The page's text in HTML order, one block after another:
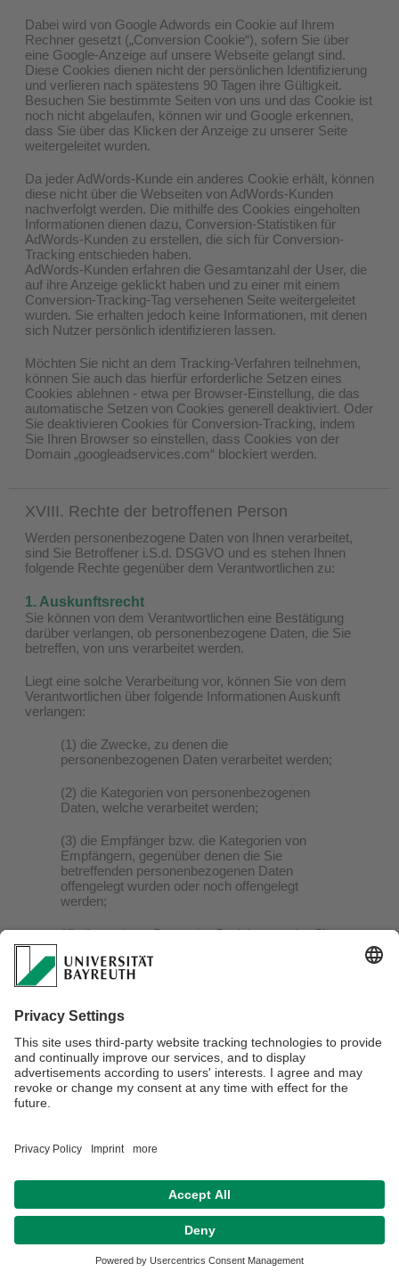
Dabei wird von Google Adwords ein Cookie auf Ihrem
Rechner gesetzt („Conversion Cookie“), sofern Sie über
eine Google-Anzeige auf unsere Webseite gelangt sind.
Diese Cookies dienen nicht der persönlichen Identifizierung
und verlieren nach spätestens 90 Tagen ihre Gültigkeit.
Besuchen Sie bestimmte Seiten von uns und das Cookie ist
noch nicht abgelaufen, können wir und Google erkennen,
dass Sie über das Klicken der Anzeige zu unserer Seite
weitergeleitet wurden.
Da jeder AdWords-Kunde ein anderes Cookie erhält, können
diese nicht über die Webseiten von AdWords-Kunden
nachverfolgt werden. Die mithilfe des Cookies eingeholten
Informationen dienen dazu, Conversion-Statistiken für
AdWords-Kunden zu erstellen, die sich für Conversion-
Tracking entschieden haben.
AdWords-Kunden erfahren die Gesamtanzahl der User, die
auf ihre Anzeige geklickt haben und zu einer mit einem
Conversion-Tracking-Tag versehenen Seite weitergeleitet
wurden. Sie erhalten jedoch keine Informationen, mit denen
sich Nutzer persönlich identifizieren lassen.
Möchten Sie nicht an dem Tracking-Verfahren teilnehmen,
können Sie auch das hierfür erforderliche Setzen eines
Cookies ablehnen - etwa per Browser-Einstellung, die das
automatische Setzen von Cookies generell deaktiviert. Oder
Sie deaktivieren Cookies für Conversion-Tracking, indem
Sie Ihren Browser so einstellen, dass Cookies von der
Domain „googleadservices.com“ blockiert werden.
XVIII. Rechte der betroffenen Person
Werden personenbezogene Daten von Ihnen verarbeitet,
sind Sie Betroffener i.S.d. DSGVO und es stehen Ihnen
folgende Rechte gegenüber dem Verantwortlichen zu:
1. Auskunftsrecht
Sie können von dem Verantwortlichen eine Bestätigung
darüber verlangen, ob personenbezogene Daten, die Sie
betreffen, von uns verarbeitet werden.
Liegt eine solche Verarbeitung vor, können Sie von dem
Verantwortlichen über folgende Informationen Auskunft
verlangen:
(1) die Zwecke, zu denen die
personenbezogenen Daten verarbeitet werden;
(2) die Kategorien von personenbezogenen
Daten, welche verarbeitet werden;
(3) die Empfänger bzw. die Kategorien von
Empfängern, gegenüber denen die Sie
betreffenden personenbezogenen Daten
offengelegt wurden oder noch offengelegt
werden;
(4) die geplante Dauer der Speicherung der Sie
falls konkrete Angaben hierzu nicht möglich
sind, Kriterien für die Festlegung der
(5) das Bestehen eines Rechts auf Berichtigung
oder Löschung der Sie betreffenden
personenbezogenen Daten, eines Rechts auf
Einschränkung der Verarbeitung durch den
Verantwortlichen oder eines
einer Aufsichtsbehörde;
(7) alle verfügbaren Informationen über die
Herkunft der Daten, wenn die
personenbezogenen Daten nicht bei der
betroffenen Person erhoben werden;
(8) das Bestehen einer automatisierten